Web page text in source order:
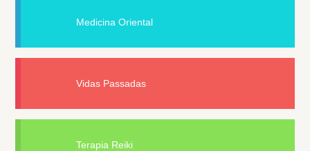
Medicina Oriental
Vidas Passadas
Terapia Reiki